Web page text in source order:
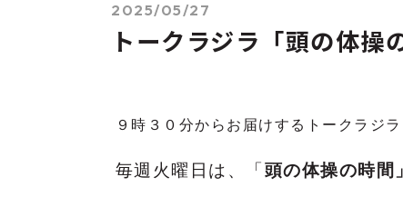
2025/05/27
トークラジラ「頭の体操
９時３０分からお届けするトークラジラ
毎週火曜日は、「 頭の体操の時間」